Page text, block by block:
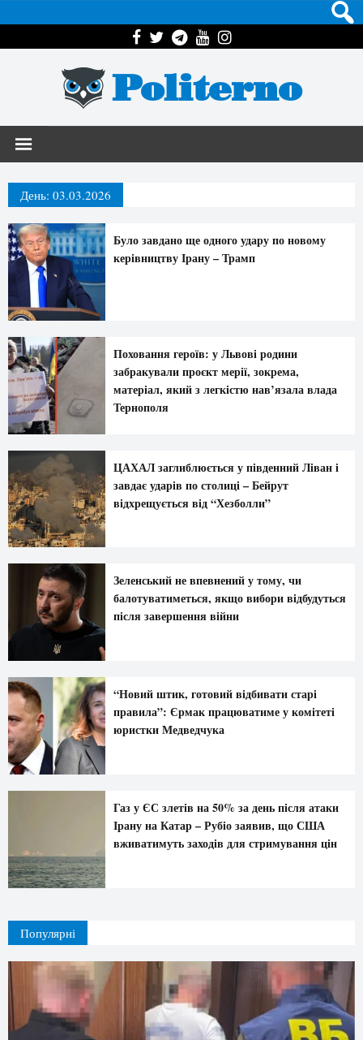
Politerno
День: 03.03.2026
Було завдано ще одного удару по новому
керівництву Ірану – Трамп
Поховання героїв: у Львові родини
забракували проєкт мерії, зокрема,
матеріал, який з легкістю нав’язала влада
Тернополя
ЦАХАЛ заглиблюється у південний Ліван і
завдає ударів по столиці – Бейрут
відхрещується від “Хезболли”
Зеленський не впевнений у тому, чи
балотуватиметься, якщо вибори відбудуться
після завершення війни
“Новий штик, готовий відбивати старі
правила”: Єрмак працюватиме у комітеті
юристки Медведчука
Газ у ЄС злетів на 50% за день після атаки
Ірану на Катар – Рубіо заявив, що США
вживатимуть заходів для стримування цін
Популярні